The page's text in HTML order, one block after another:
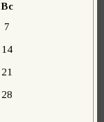
Вс
7
14
21
28